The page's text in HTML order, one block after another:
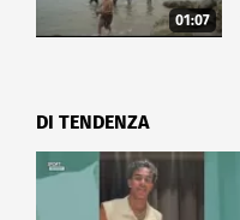
01:07
DI TENDENZA